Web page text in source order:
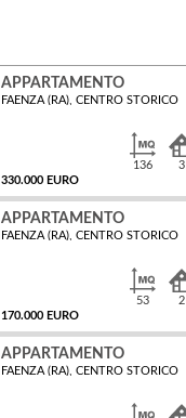
APPARTAMENTO
FAENZA (RA), CENTRO STORICO
330.000 EURO
136 3
APPARTAMENTO
FAENZA (RA), CENTRO STORICO
170.000 EURO
53 2
APPARTAMENTO
FAENZA (RA), CENTRO STORICO